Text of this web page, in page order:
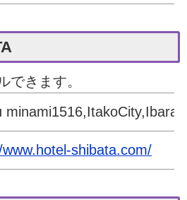
きます。
shibata.com/